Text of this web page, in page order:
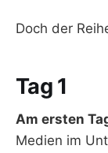
Doch der
Tag 1
Am ersten
Medien im